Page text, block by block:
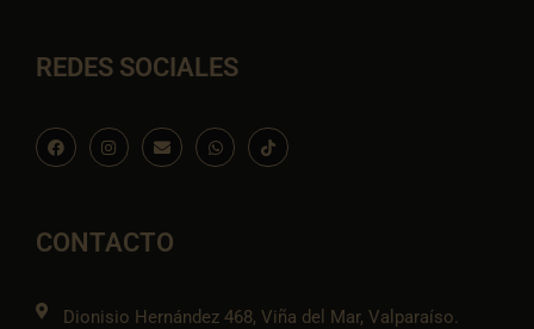
REDES SOCIALES
F
a
c
o
k
I
n
s
r
a
E
n
v
p
e
W
h
a
I
c
o
CONTACTO
Dionisio Hernández 468, Viña del Mar, Valparaíso.